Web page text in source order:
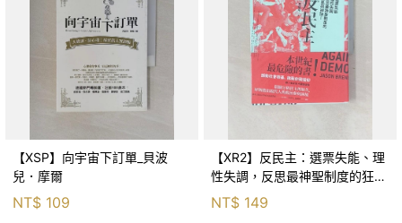
【XSP】向宇宙下訂單_貝波
兒．摩爾
NT$ 109
【XR2】反民主：選票失能、理
性失調，反思最神聖制度的狂亂
NT$ 149